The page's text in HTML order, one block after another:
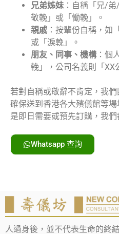
兄弟姊妹 ：自稱「兄/
敬輓」或「慟輓」。
親戚 ：按輩份自稱，如
或「淚輓」。
朋友、同事、機構：個
輓」，公司名義則「XX
若對自稱或敬辭不肯定，我
確保送到香港各大殯儀館等
是即日需要或預先訂購，我們
Whatsapp 查詢
人過身後，並不代表生命的終